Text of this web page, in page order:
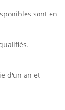
sont en
d'un an et